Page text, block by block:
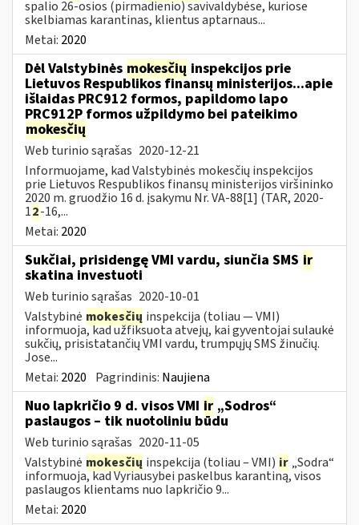
spalio 26-osios (pirmadienio) savivaldybėse, kuriose
skelbiamas karantinas, klientus aptarnaus...
Metai: 2020
Dėl Valstybinės mokesčių inspekcijos prie
Lietuvos Respublikos finansų ministerijos...apie
išlaidas PRC912 formos, papildomo lapo
PRC912P formos užpildymo bei pateikimo
mokesčių
Web turinio sąrašas 2020-12-21
Informuojame, kad Valstybinės mokesčių inspekcijos
prie Lietuvos Respublikos finansų ministerijos viršininko
2020 m. gruodžio 16 d. įsakymu Nr. VA-88[1] (TAR, 2020-
12-16,...
Metai: 2020
Sukčiai, prisidengę VMI vardu, siunčia SMS ir
skatina investuoti
Web turinio sąrašas 2020-10-01
Valstybinė mokesčių inspekcija (toliau — VMI)
informuoja, kad užfiksuota atvejų, kai gyventojai sulaukė
sukčių, prisistatančių VMI vardu, trumpųjų SMS žinučių.
Jose...
Metai: 2020 Pagrindinis: Naujiena
Nuo lapkričio 9 d. visos VMI ir „Sodros“
paslaugos – tik nuotoliniu būdu
Web turinio sąrašas 2020-11-05
Valstybinė mokesčių inspekcija (toliau – VMI) ir„Sodra“
informuoja, kad Vyriausybei paskelbus karantiną, visos
paslaugos klientams nuo lapkričio 9...
Metai: 2020